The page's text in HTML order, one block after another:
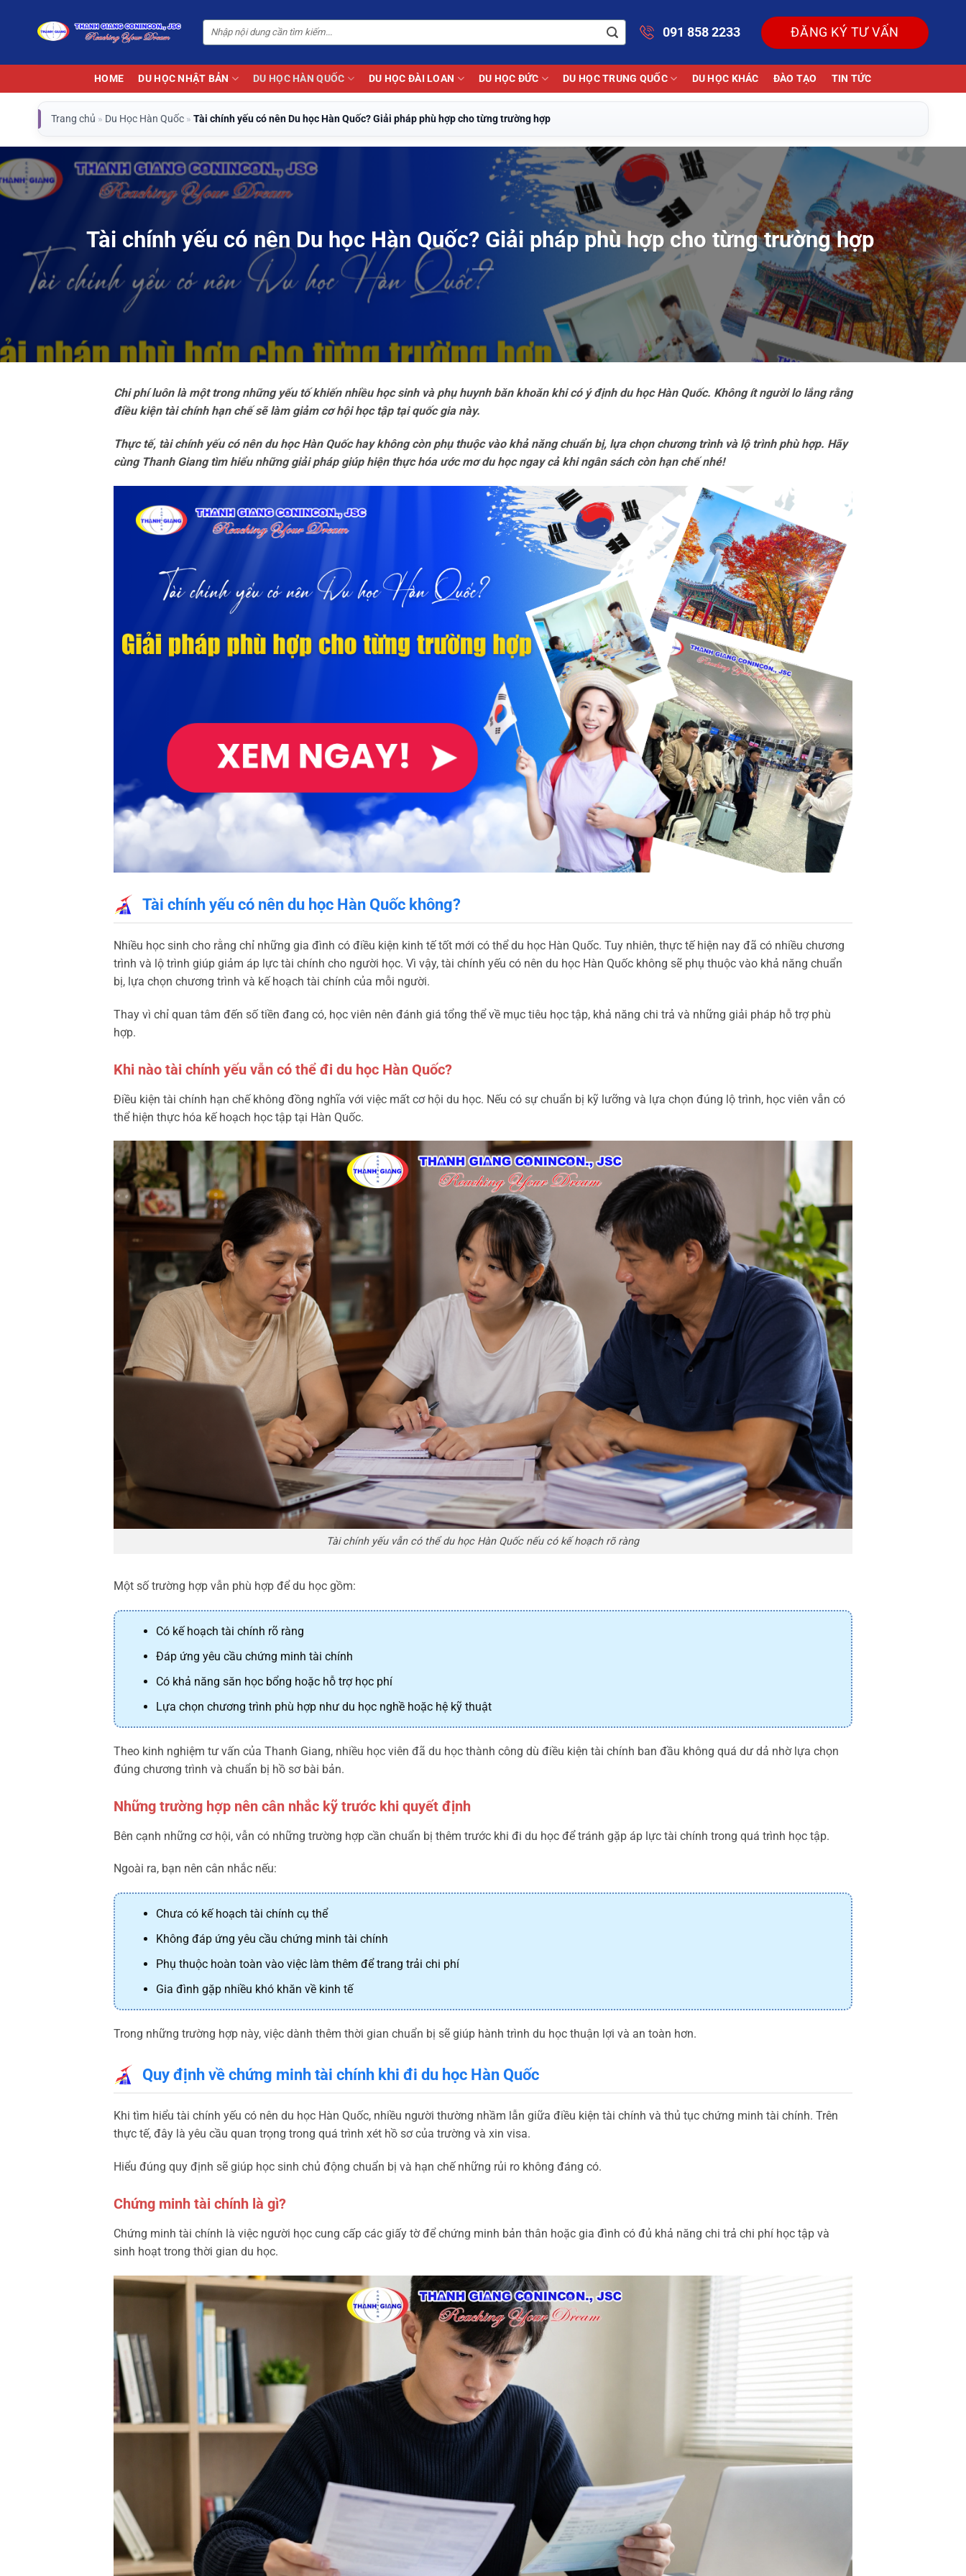
dung
091 858 2233 ĐĂNG KÝ TƯ VẤN
HOME DU HỌC NHẬT BẢN DU HỌC HÀN QUỐC DU HỌC ĐÀI LOAN DU HỌC ĐỨC DU HỌC TRUNG QUỐC DU HỌC KHÁC ĐÀO TẠO TIN TỨC
Trang chủ » Du Học Hàn Quốc » Tài chính yếu có nên Du học Hàn Quốc? Giải pháp phù hợp cho từng trường hợp
Tài chính yếu có nên Du học Hàn Quốc? Giải pháp phù hợp cho từng trường hợp
Chi phí luôn là một trong những yếu tố khiến nhiều học sinh và phụ huynh băn khoăn khi có ý định du học Hàn Quốc. Không ít người lo lắng rằng
điều kiện tài chính hạn chế sẽ làm giảm cơ hội học tập tại quốc gia này.
Thực tế, tài chính yếu có nên du học Hàn Quốc hay không còn phụ thuộc vào khả năng chuẩn bị, lựa chọn chương trình và lộ trình phù hợp. Hãy
cùng Thanh Giang tìm hiểu những giải pháp giúp hiện thực hóa ước mơ du học ngay cả khi ngân sách còn hạn chế nhé!
Tài chính yếu có nên du học Hàn Quốc không?
Nhiều học sinh cho rằng chỉ những gia đình có điều kiện kinh tế tốt mới có thể du học Hàn Quốc. Tuy nhiên, thực tế hiện nay đã có nhiều chương
trình và lộ trình giúp giảm áp lực tài chính cho người học. Vì vậy, tài chính yếu có nên du học Hàn Quốc không sẽ phụ thuộc vào khả năng chuẩn
bị, lựa chọn chương trình và kế hoạch tài chính của mỗi người.
Thay vì chỉ quan tâm đến số tiền đang có, học viên nên đánh giá tổng thể về mục tiêu học tập, khả năng chi trả và những giải pháp hỗ trợ phù
hợp.
Khi nào tài chính yếu vẫn có thể đi du học Hàn Quốc?
Điều kiện tài chính hạn chế không đồng nghĩa với việc mất cơ hội du học. Nếu có sự chuẩn bị kỹ lưỡng và lựa chọn đúng lộ trình, học viên vẫn có
thể hiện thực hóa kế hoạch học tập tại Hàn Quốc.
Tài chính yếu vẫn có thể du học Hàn Quốc nếu có kế hoạch rõ ràng
Một số trường hợp vẫn phù hợp để du học gồm:
Có kế hoạch tài chính rõ ràng
Đáp ứng yêu cầu chứng minh tài chính
Có khả năng săn học bổng hoặc hỗ trợ học phí
Lựa chọn chương trình phù hợp như du học nghề hoặc hệ kỹ thuật
Theo kinh nghiệm tư vấn của Thanh Giang, nhiều học viên đã du học thành công dù điều kiện tài chính ban đầu không quá dư dả nhờ lựa chọn
đúng chương trình và chuẩn bị hồ sơ bài bản.
Những trường hợp nên cân nhắc kỹ trước khi quyết định
Bên cạnh những cơ hội, vẫn có những trường hợp cần chuẩn bị thêm trước khi đi du học để tránh gặp áp lực tài chính trong quá trình học tập.
Ngoài ra, bạn nên cân nhắc nếu:
Chưa có kế hoạch tài chính cụ thể
Không đáp ứng yêu cầu chứng minh tài chính
Phụ thuộc hoàn toàn vào việc làm thêm để trang trải chi phí
Gia đình gặp nhiều khó khăn về kinh tế
Trong những trường hợp này, việc dành thêm thời gian chuẩn bị sẽ giúp hành trình du học thuận lợi và an toàn hơn.
Quy định về chứng minh tài chính khi đi du học Hàn Quốc
Khi tìm hiểu tài chính yếu có nên du học Hàn Quốc, nhiều người thường nhầm lẫn giữa điều kiện tài chính và thủ tục chứng minh tài chính. Trên
thực tế, đây là yêu cầu quan trọng trong quá trình xét hồ sơ của trường và xin visa.
Hiểu đúng quy định sẽ giúp học sinh chủ động chuẩn bị và hạn chế những rủi ro không đáng có.
Chứng minh tài chính là gì?
Chứng minh tài chính là việc người học cung cấp các giấy tờ để chứng minh bản thân hoặc gia đình có đủ khả năng chi trả chi phí học tập và
sinh hoạt trong thời gian du học.